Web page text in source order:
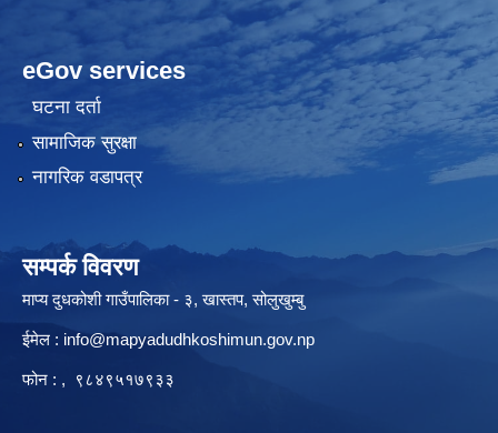
eGov services
घटना दर्ता
सामाजिक सुरक्षा
नागरिक वडापत्र
सम्पर्क विवरण
माप्य दुधकोशी गाउँपालिका - ३, खास्तप, सोलुखुम्बु
ईमेल : info@mapyadudhkoshimun.gov.np
फोन : , ९८४९५१७९३३